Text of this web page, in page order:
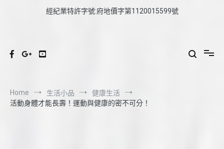
經紀業特許字號:府地價字第1120015599號
Home 生活小品
健康生活
活動身體才能長壽！運動與健康的密不可分！